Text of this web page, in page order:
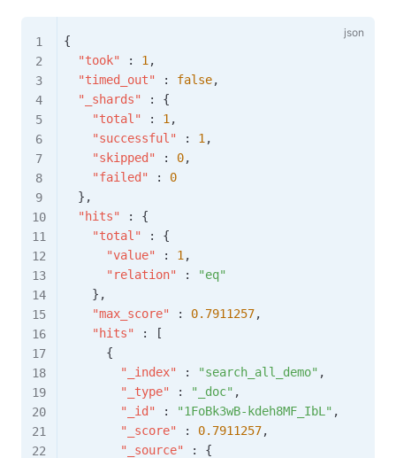
{
"took"
: 1 ,
"timed_out"
: false,
"_shards"
:
{
"total"
: 1 ,
"successful"
: 1 ,
"skipped"
: 0,
"failed"
:
0
} ,
"hits"
:
{
"total"
:
{
"value"
: 1 ,
"relation"
:
"eq"
} ,
"max_score"
: 0.7911257,
"hits"
:
[
{
"_index"
: "search_all_demo" ,
"_type"
: "_doc" ,
"_id"
: "1FoBk3wB-kdeh8MF_IbL" ,
"_score"
: 0.7911257,
"_source"
:
{